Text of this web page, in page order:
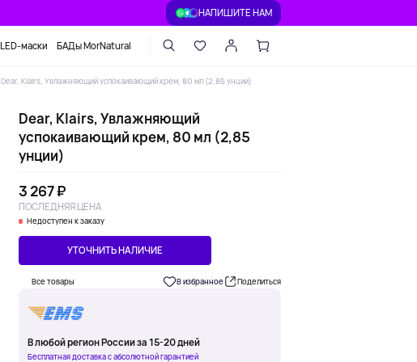
НАПИШИТЕ НАМ
LED-маски БАДы MorNatural
Dear, Klairs, Увлажняющий успокаивающий крем, 80 мл (2,85 унции)
Dear, Klairs, Увлажняющий
успокаивающий крем, 80 мл (2,85
унции)
3 267 ₽
ПОСЛЕДНЯЯ ЦЕНА
Недоступен к заказу
УТОЧНИТЬ НАЛИЧИЕ
Все товары В избранное Поделиться
В любой регион России за 15-20 дней
Бесплатная доставка с абсолютной гарантией